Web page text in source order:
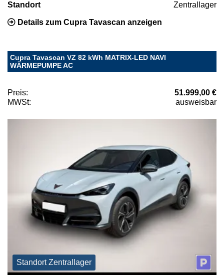
Standort Zentrallager
Details zum Cupra Tavascan anzeigen
Cupra Tavascan VZ 82 kWh MATRIX-LED NAVI
WÄRMEPUMPE AC
Preis:
51.999,00 €
MWSt:
ausweisbar
Standort Zentrallager